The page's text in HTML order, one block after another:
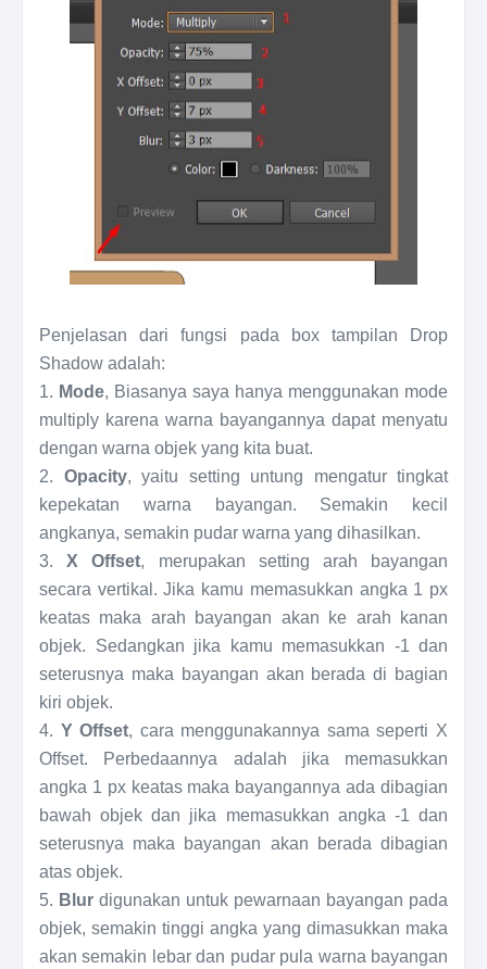
Penjelasan dari fungsi pada box tampilan Drop
Shadow adalah:
1. Mode, Biasanya saya hanya menggunakan mode
multiply karena warna bayangannya dapat menyatu
dengan warna objek yang kita buat.
2. Opacity, yaitu setting untung mengatur tingkat
kepekatan warna bayangan. Semakin kecil
angkanya, semakin pudar warna yang dihasilkan.
3.X Offset, merupakan setting arah bayangan
secara vertikal. Jika kamu memasukkan angka 1 px
keatas maka arah bayangan akan ke arah kanan
objek. Sedangkan jika kamu memasukkan -1 dan
seterusnya maka bayangan akan berada di bagian
kiri objek.
4. Y Offset, cara menggunakannya sama seperti X
Offset. Perbedaannya adalah jika memasukkan
angka 1 px keatas maka bayangannya ada dibagian
bawah objek dan jika memasukkan angka -1 dan
seterusnya maka bayangan akan berada dibagian
atas objek.
5. Blur digunakan untuk pewarnaan bayangan pada
objek, semakin tinggi angka yang dimasukkan maka
akan semakin lebar dan pudar pula warna bayangan